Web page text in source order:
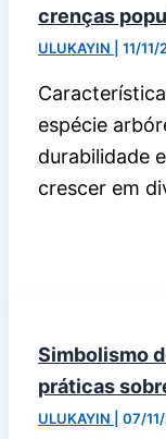
crenças
ULUKAYIN 11/
espécie
durabilidade
crescer em
Simbolismo
práticas
ULUKAYIN 07/